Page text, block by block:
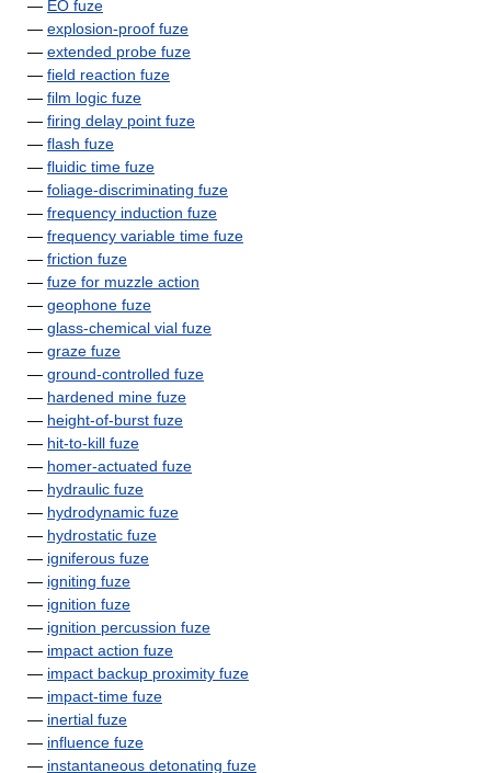
— EO fuze
— explosion-proof fuze
— extended probe fuze
— field reaction fuze
— film logic fuze
— firing delay point fuze
— flash fuze
— fluidic time fuze
— foliage-discriminating fuze
— frequency induction fuze
— frequency variable time fuze
— friction fuze
— fuze for muzzle action
— geophone fuze
— glass-chemical vial fuze
— graze fuze
— ground-controlled fuze
— hardened mine fuze
— height-of-burst fuze
— hit-to-kill fuze
— homer-actuated fuze
— hydraulic fuze
— hydrodynamic fuze
— hydrostatic fuze
— igniferous fuze
— igniting fuze
— ignition fuze
— ignition percussion fuze
— impact action fuze
— impact backup proximity fuze
— impact-time fuze
— inertial fuze
— influence fuze
— instantaneous detonating fuze